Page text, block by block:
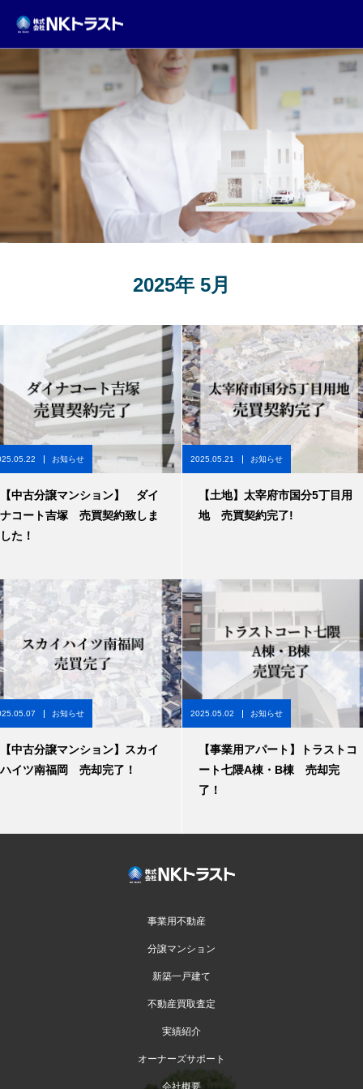
TOPICS
2025年 5月
お知らせ
【中古分譲マンション】 ダイ
ナコート吉塚 売買契約致しま
した！
2025.05.21 お知らせ
【土地】太宰府市国分5丁目用
地 売買契約完了!
お知らせ
【中古分譲マンション】スカイ
ハイツ南福岡 売却完了！
2025.05.02 お知らせ
【事業用アパート】トラストコ
ート七隈A棟・B棟 売却完
了！
事業用不動産
分譲マンション
新築一戸建て
不動産買取査定
実績紹介
オーナーズサポート
会社概要